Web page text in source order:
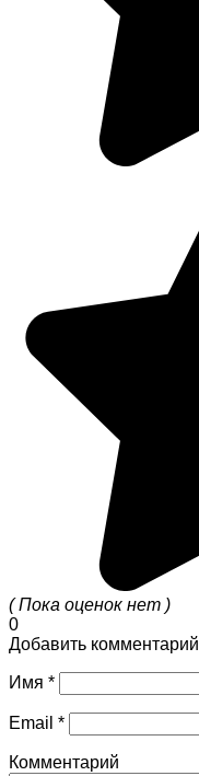
( Пока оценок нет )
0
Добавить комментарий
Имя *
Email *
Комментарий